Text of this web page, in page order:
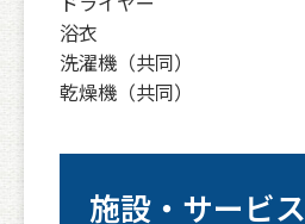
浴衣
洗濯機（共同）
乾燥機（共同）
施設・サービス